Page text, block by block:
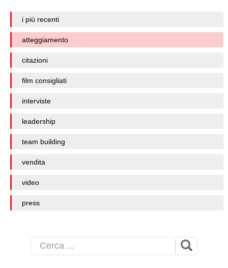
i più recenti
atteggiamento
citazioni
film consigliati
interviste
leadership
team building
vendita
video
press